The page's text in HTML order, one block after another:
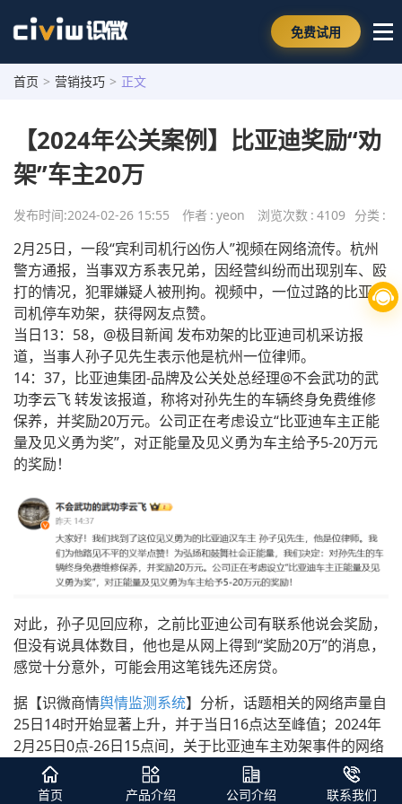
免费试用
首页 > 营销技巧 > 正文
【2024年公关案例】比亚迪奖励“劝
架”车主20万
发布时间:2024-02-26 15:55 作者 : yeon 浏览次数 : 4109 分类 :
2月25日，一段“宾利司机行凶伤人”视频在网络流传。杭州
警方通报，当事双方系表兄弟，因经营纠纷而出现别车、殴
打的情况，犯罪嫌疑人被刑拘。视频中，一位过路的比亚迪
司机停车劝架，获得网友点赞。
当日13：58，@极目新闻 发布劝架的比亚迪司机采访报
道，当事人孙子见先生表示他是杭州一位律师。
14：37，比亚迪集团-品牌及公关处总经理@不会武功的武
功李云飞 转发该报道，称将对孙先生的车辆终身免费维修
保养，并奖励20万元。公司正在考虑设立“比亚迪车主正能
量及见义勇为奖”，对正能量及见义勇为车主给予5-20万元
的奖励！
对此，孙子见回应称，之前比亚迪公司有联系他说会奖励，
但没有说具体数目，他也是从网上得到“奖励20万”的消息，
感觉十分意外，可能会用这笔钱先还房贷。
据【识微商情舆情监测系统】分析，话题相关的网络声量自
25日14时开始显著上升，并于当日16点达至峰值；2024年
2月25日0点-26日15点间，关于比亚迪车主劝架事件的网络
相关信息量超8.5万。
首页 产品介绍 公司介绍 联系我们